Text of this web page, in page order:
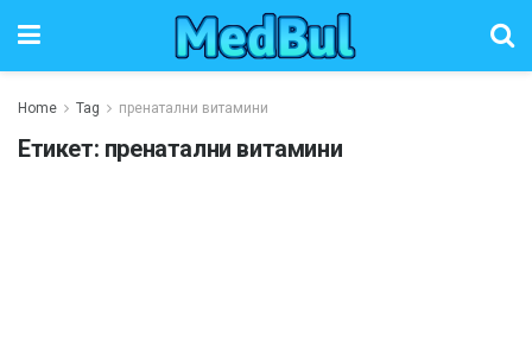
Home Tag пренатални витамини
Етикет: пренатални витамини